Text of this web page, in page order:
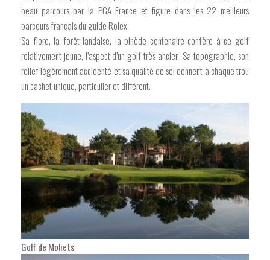
beau parcours par la PGA France et figure dans les 22 meilleurs
parcours français du guide Rolex.
Sa flore, la forêt landaise, la pinède centenaire confère à ce golf
relativement jeune, l’aspect d’un golf très ancien. Sa topographie, son
relief légèrement accidenté et sa qualité de sol donnent à chaque trou
un cachet unique, particulier et différent.
Golf de Moliets